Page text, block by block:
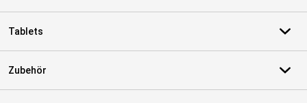
Tablets
Zubehör